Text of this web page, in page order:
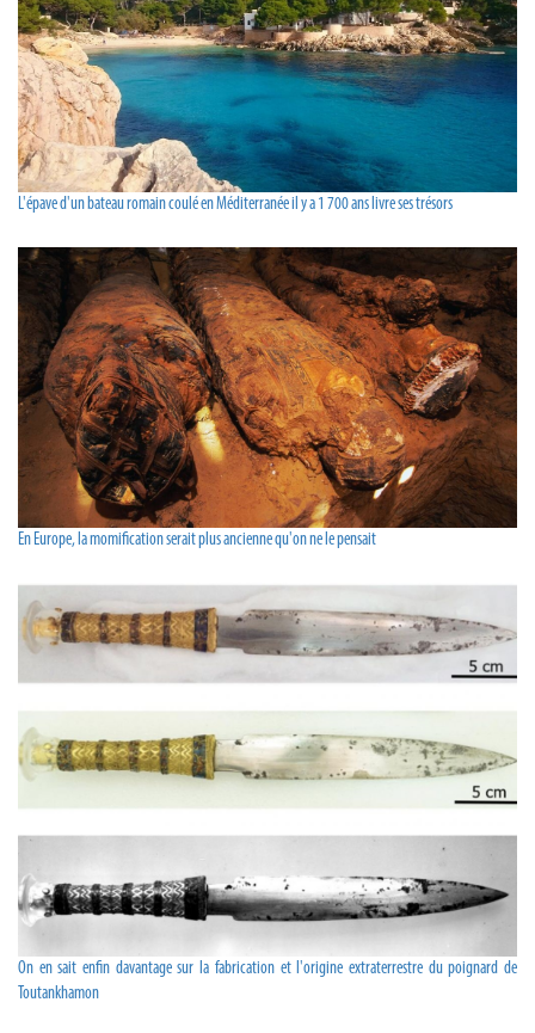
L'épave d'un bateau romain coulé en Méditerranée il y a 1 700 ans livre ses trésors
En Europe, la momification serait plus ancienne qu'on ne le pensait
On en sait enfin davantage sur la fabrication et l'origine extraterrestre du poignard de
Toutankhamon